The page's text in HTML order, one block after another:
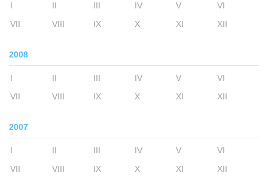
I II III IV V
VI
VII
VIII IX X XI XII
2008
I II III IV V
VI
VII
VIII IX X XI XII
2007
I II III IV V
VI
VII
VIII IX X XI XII